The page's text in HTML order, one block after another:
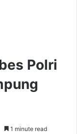
Polri
1 minute read